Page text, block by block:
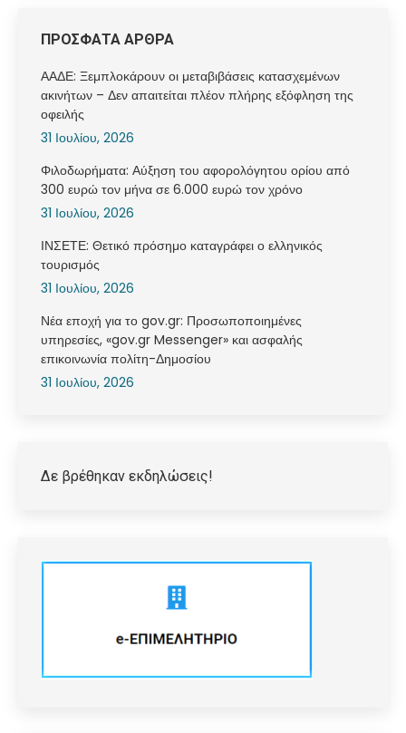
ΠΡΟΣΦΑΤΑ ΑΡΘΡΑ
ΑΑΔΕ: Ξεμπλοκάρουν οι μεταβιβάσεις κατασχεμένων
ακινήτων – Δεν απαιτείται πλέον πλήρης εξόφληση της
οφειλής
31 Ιουλίου, 2026
Φιλοδωρήματα: Αύξηση του αφορολόγητου ορίου από
300 ευρώ τον μήνα σε 6.000 ευρώ τον χρόνο
31 Ιουλίου, 2026
ΙΝΣΕΤΕ: Θετικό πρόσημο καταγράφει ο ελληνικός
τουρισμός
31 Ιουλίου, 2026
Νέα εποχή για το gov.gr: Προσωποποιημένες
υπηρεσίες, «gov.gr Messenger» και ασφαλής
επικοινωνία πολίτη-Δημοσίου
31 Ιουλίου, 2026
Δε βρέθηκαν εκδηλώσεις!